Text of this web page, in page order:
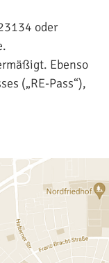
oder
Ebenso
(„RE-Pass“),